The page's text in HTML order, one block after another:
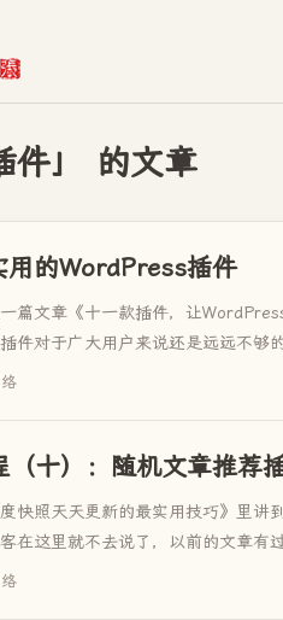
件」 的文章
用的WordPress插件
篇文章《十一款插件，让
件对于广大用户来说还是远远不
十）：随机文章推荐
快照天天更新的最实用技巧》里讲
在这里就不去说了，以前的文章有